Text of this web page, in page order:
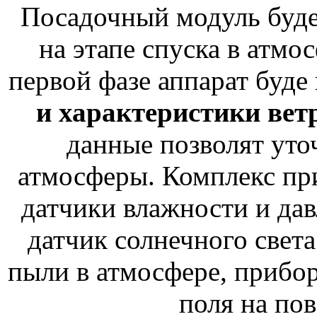
Посадочный модуль
на этапе спуска в
первой фазе аппарат
и характеристики
данные позволят
атмосферы. Комплекс
датчики влажности и
датчик солнечного
пыли в атмосфере,
поля на